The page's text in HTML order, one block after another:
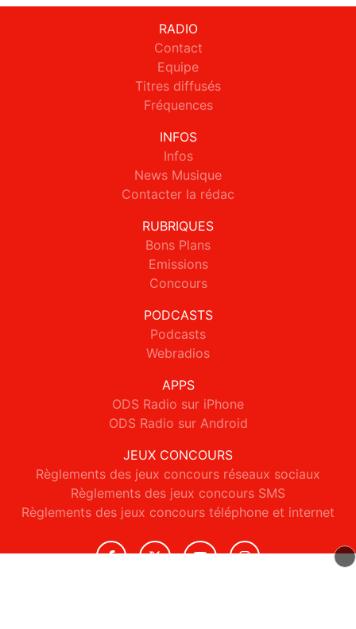
RADIO
Contact
Equipe
Titres diffusés
Fréquences
INFOS
Infos
News Musique
Contacter la rédac
RUBRIQUES
Bons Plans
Emissions
Concours
PODCASTS
Podcasts
Webradios
APPS
ODS Radio sur iPhone
ODS Radio sur Android
JEUX CONCOURS
Règlements des jeux concours réseaux sociaux
Règlements des jeux concours SMS
Règlements des jeux concours téléphone et internet